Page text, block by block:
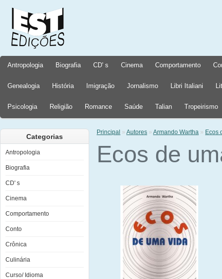
Antropologia Biografia CD' s Cinema Comportamento
Genealogia História Imigração Jornalismo Libri Italiani
Psicologia Religião Romance Saúde Talian Tropeirismo
Categorias
Antropologia
Biografia
CD' s
Cinema
Comportamento
Conto
Crônica
Culinária
Curso/ Idioma
Principal » Autores » Armando Wartha » Ecos
Ecos de